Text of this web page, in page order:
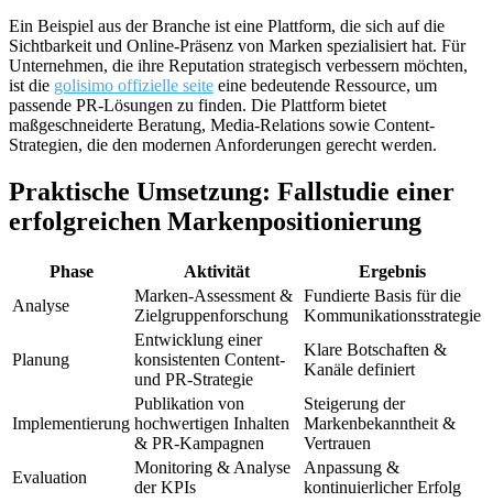
Ein Beispiel aus der Branche ist eine Plattform, die sich auf die
Sichtbarkeit und Online-Präsenz von Marken spezialisiert hat. Für
Unternehmen, die ihre Reputation strategisch verbessern möchten,
ist die golisimo offizielle seite eine bedeutende Ressource, um
passende PR-Lösungen zu finden. Die Plattform bietet
maßgeschneiderte Beratung, Media-Relations sowie Content-
Strategien, die den modernen Anforderungen gerecht werden.
Praktische Umsetzung: Fallstudie einer
erfolgreichen Markenpositionierung
Phase Aktivität
Ergebnis
Analyse
Marken-Assessment &
Zielgruppenforschung
Fundierte Basis für die
Kommunikationsstrategie
Planung
Entwicklung einer
konsistenten Content-
und PR-Strategie
Klare Botschaften &
Kanäle definiert
Implementierung
Publikation von
hochwertigen Inhalten
& PR-Kampagnen
Steigerung der
Markenbekanntheit &
Vertrauen
Evaluation
Monitoring & Analyse
der KPIs
Anpassung &
kontinuierlicher Erfolg